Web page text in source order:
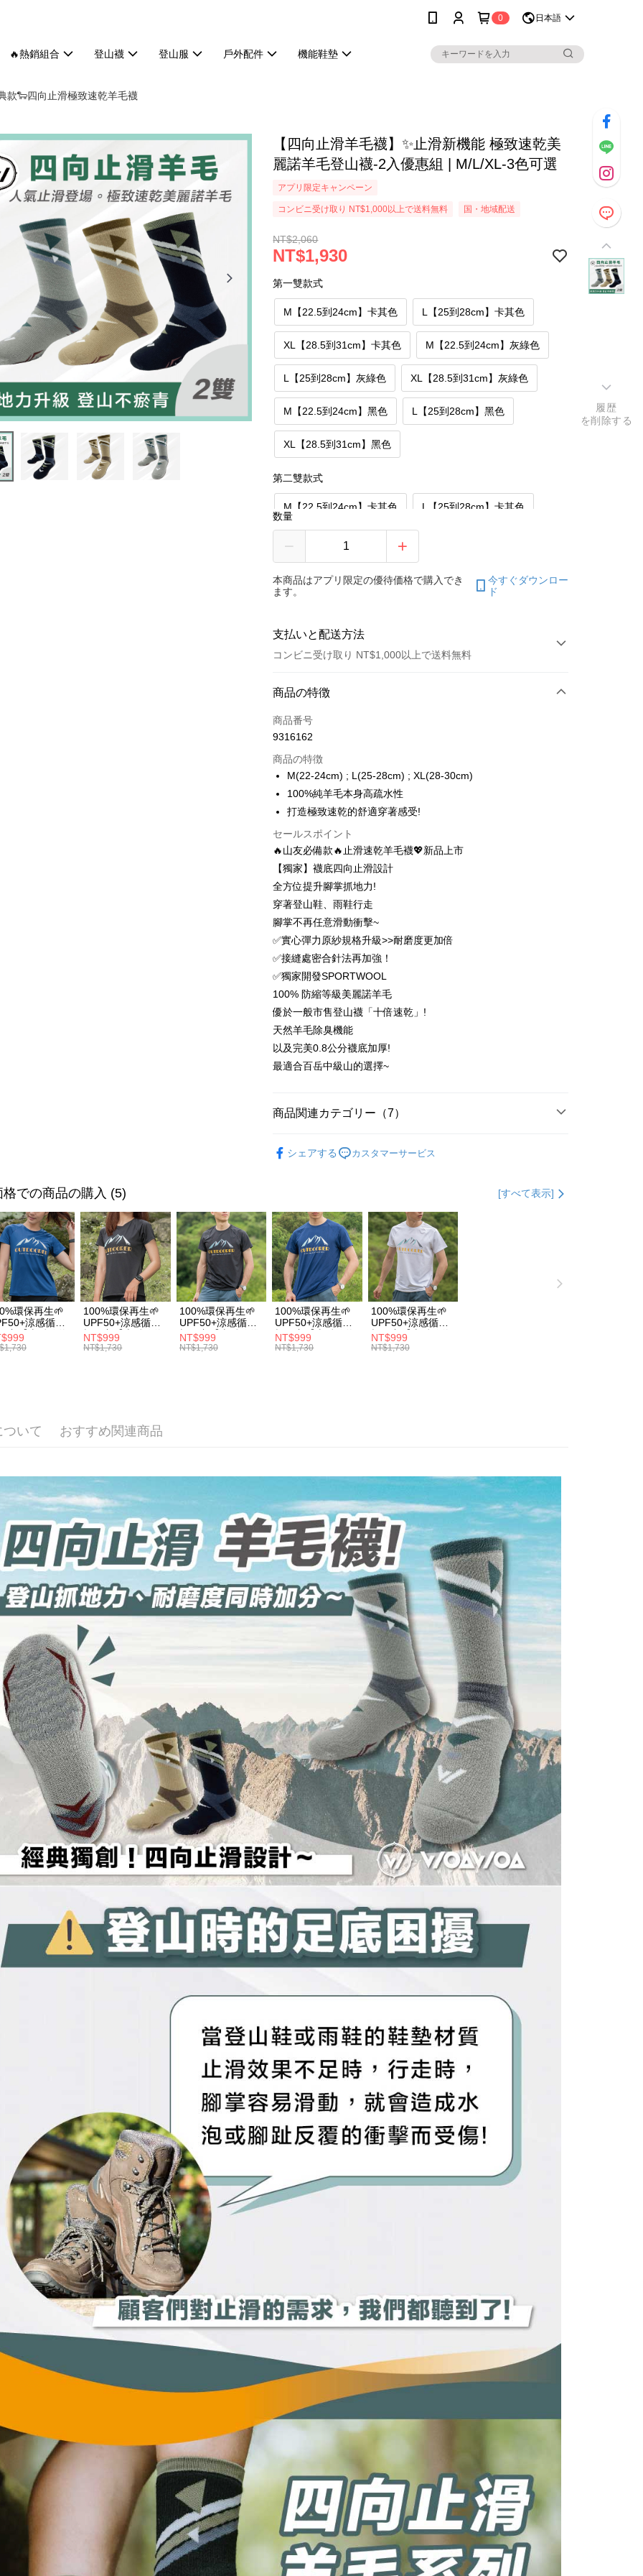
0 日本語
🔥熱銷組合 登山襪 登山服 戶外配件 機能鞋墊
款🐑四向止滑極致速乾羊毛襪
【四向止滑羊毛襪】✨止滑新機能 極致速乾美
麗諾羊毛登山襪-2入優惠組 | M/L/XL-3色可選
アプリ限定キャンペーン
コンビニ受け取り NT$1,000以上で送料無料 国・地域配送
NT$2,060
NT$1,930
第一雙款式
M【22.5到24cm】卡其色 L【25到28cm】卡其色
XL【28.5到31cm】卡其色 M【22.5到24cm】灰綠色
L【25到28cm】灰綠色 XL【28.5到31cm】灰綠色
M【22.5到24cm】黑色 L【25到28cm】黑色
XL【28.5到31cm】黑色
第二雙款式
M【22.5到24cm】卡其色 L【25到28cm】卡其色
XL【28.5到31cm】卡其色
L【25到28cm】灰綠色 XL【28.5到31cm】灰綠色
XL【28.5到31cm】黑色
数量
本商品はアプリ限定の優待価格で購入でき
ます。
今すぐダウンロー
ド
支払いと配送方法
コンビニ受け取り NT$1,000以上で送料無料
お支払い方法
クレジットカード1回払い
クレジットカード分割払い
3回払い、金利0、毎回
合作金庫商業銀行
華南商業銀行
上海商業儲蓄銀行
国泰世華商業銀行
台湾中小企業銀行
台中商業銀行
HSBC(台湾)商業銀行
聯邦商業銀行
玉山商業銀行
台新國際商業銀行
台湾楽天クレジットカード会社
6回払い、金利0、毎回 NT$321
合作金庫商業銀行
上海商業儲蓄銀行
国泰世華商業銀行
兆豐國際商業銀行
台湾中小企業銀行
HSBC(台湾)商業銀行
聯邦商業銀行
元大商業銀行
台新國際商業銀行
中国信託商業銀行
台湾楽天クレジットカード会社
12回払い、金利0、毎回NT$160
合作金庫商業銀行
華南商業銀行
彰化商業銀行
上海商業儲蓄銀行
国泰世華商業銀行
台湾中小企業銀行
HSBC(台湾)商業銀行
聯邦商業銀行
元大商業銀行
永豐商業銀行
玉山商業銀行
台湾楽天クレジットカード会社
24回払い、金利0、毎回
合作金庫商業銀行
第一商業銀行
華南商業銀行
上海商業儲蓄銀行
兆豐國際商業銀行
台中商業銀行
華泰商業銀行
遠東国際商業銀行
元大商業銀行
永豐商業銀行
星展(台湾)商業銀行
中国信託商業銀行
コンビニ店頭代金引換
LINE Pay
Apple Pay
Easy Wallet
OP Pay Later
説明
【OP Pay Later 使用説明】
1. 本サービスは台湾大哥大によって提供され、台湾大哥大のユーザーは
追加の申請なしで即時に利用可能です。
2. 支払い方法で「OP Pay Later」を選択すると、注文が成立した後に自
動的に OP Pay Later の取引プロセスに移行し、携帯番号を確認後、分割
す。
4. 注文成立後30分以内に確認取引を行わない場合や審査が通過しない場
評価内容についての説明はいたしかねます。
1. 分割払いの金額は電信請求書に統合されず、「OP Pay Later」は毎月
の締め日後に支払いリマインダーのSMSを送信します。
2. SMSのリンクを通じて請求書を開いた後、「コンビニバーコード／台
湾大直営店舗／銀行振込／街口支払い／iPASS MONEY」などのチャネル
で支払いを選択できます。
【注意事項】
1. 本サービスは「台湾大哥大株式会社」（以下「当社」といいます）に
よって提供され、ユーザーが取引時に本サービスを通じて商品やサービ
スを購入できるようにし、店舗が売買／分割払い売買の債権を当社に譲
渡した後、契約に基づいて当社の請求書で帳款を支払うことになりま
す。
一、 AFTEE代金後払いについて
1.お支払い方法でAFTEE代金後払いを選択すると、携帯電話認証ウィン
ドウが表示されます。
2.SMSで認証してお支払い手続を進めてください。
4.ご注文が完了すると、携帯に支払い通知のSMSが届きます。アプリ会
たはアプリの通知に従って、4大コンビニ、またはATM/オンラインバンキ
代金納付期限は最短で 14 日以内ですので、ご注意ください。AFTEE ア
以内まで延長できます。
お支払期限は、ショップが請求した期日と、AFTEEで延長できる日数を
もとに計算されます。AFTEEで注文すると、商品を受け取るまで支払い
期限を延長できますが、商品を期限内に受け取れない場合があります
（例：予約商品や商品到着日が比較的遅い商品）。そのため、商品到着
の有無に関わらず、AFTEEで指定された期限内にお支払いください。
二、支払い限度額
1.初回 AFTEEを ご利用の際に、認証結果及び当社の審査の結果に基づ
き、限度額が設定されます。
AFTEE公式ホームページの『個人情報の収集、処理及び利用に関する声
https://aftee.tw/privacypolicy/）。
AFTEEの初回ご利用の際に、審査を通過すれば、最高額がNT$10,000に
なります。支払い期限を過ぎた場合、その金額に基づいて年利20%の遅
延滞納金が加算されます。未成年の利用者は、事前に法定代理人または
後見人の同意を得ればAFTEEをご利用いただけます。
個人情報の処理、利用について疑問がある、または関連する法律の権利
を行使したい場合は、ネットプロテクションズ
cs_tw@netprotections.co.jp
にご連絡ください。上記に示した個人情報
を、必要な購入注文書とあわせてAFTEEにご提供いただく、または
AFTEEにあなたの個人情報の収集、処理、利用を許可することににご同
意いただけない場合は、当サービスを選択しないでください。
ATM払い
全家取貨付款
7-11取貨付款
配送毎にNT$100、NT$1,000以上で送料無料
付款後7-11取貨
配送毎にNT$100、NT$1,000以上で送料無料
宅配
配送毎にNT$100、NT$1,000以上で送料無料
順豐
商品の特徴
商品番号
9316162
商品の特徴
M(22-24cm) ; L(25-28cm) ; XL(28-30cm)
100%純羊毛本身高疏水性
打造極致速乾的舒適穿著感受!
セールスポイント
🔥山友必備款🔥止滑速乾羊毛襪💖新品上市
【獨家】襪底四向止滑設計
全方位提升腳掌抓地力!
穿著登山鞋、雨鞋行走
腳掌不再任意滑動衝擊~
✅實心彈力原紗規格升級>>耐磨度更加倍
✅接縫處密合針法再加強！
✅獨家開發SPORTWOOL
100% 防縮等級美麗諾羊毛
優於一般市售登山襪「十倍速乾」!
天然羊毛除臭機能
以及完美0.8公分襪底加厚!
最適合百岳中級山的選擇~
商品関連カテゴリー（7）
極致速乾羊毛襪
厚度選擇👉🏻 ●厚度-0.8cm整雙加厚
使用場合挑選👉🏻 ▹使用場景-專業百岳中級山
◎四向止滑系列 極致速乾-美麗諾羊毛止滑襪
【登山襪】➡️極致速乾美麗諾羊毛襪 🔷美麗諾羊毛襪高筒全品項
シェアする カスタマーサービス
格での商品の購入 (5) [すべて表示]
環保再生🌱
涼感循環
衣【山岳線條
100%環保再生🌱
UPF50+涼感循環
極風衣【山岳線條
款】
NT$999
NT$1,730
100%環保再生🌱
UPF50+涼感循環
極風衣【山岳線條
款】
NT$999
NT$1,730
100%環保再生🌱
UPF50+涼感循環
極風衣【山岳線條
款】
NT$999
NT$1,730
100%環保再生🌱
UPF50+涼感循環
極風衣【山岳線條
款】
NT$999
NT$1,730
いて おすすめ関連商品
履歴
を削除する